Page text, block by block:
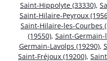
Saint-Hippolyte (33330),
Saint-Hilaire-Peyroux
Saint-Hilaire-les-Courbes
(19550), Saint-Germain-
Germain-Lavolps (19290),
Saint-Fréjoux (19200),